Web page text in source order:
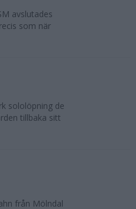
avslutades
som när
sololöpning de
tillbaka sitt
från Mölndal